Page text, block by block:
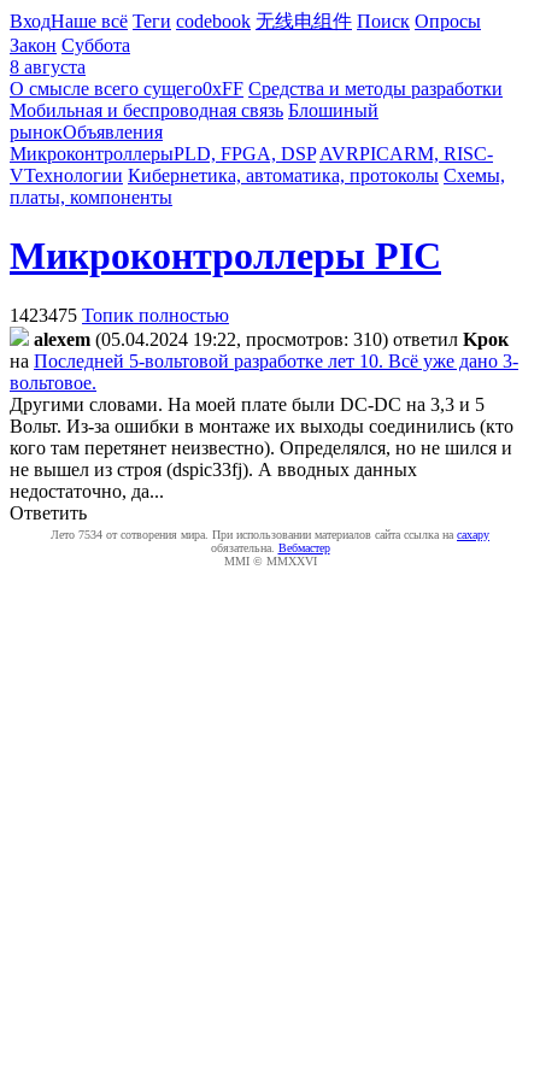
ВходНаше всё Теги codebook 无线电组件 Поиск Опросы
Закон Суббота
8 августа
О смысле всего сущего0xFF Средства и методы разработки
Мобильная и беспроводная связь Блошиный
рынокОбъявления
МикроконтроллерыPLD, FPGA, DSP AVRPICARM, RISC-
VТехнологии Кибернетика, автоматика, протоколы Схемы,
платы, компоненты
Микроконтроллеры PIC
1423475 Топик полностью
alexem (05.04.2024 19:22, просмотров: 310) ответил Kpoк
на Последней 5-вольтовой разработке лет 10. Всё уже дано 3-
вольтовое.
Другими словами. На моей плате были DC-DC на 3,3 и 5
Вольт. Из-за ошибки в монтаже их выходы соединились (кто
кого там перетянет неизвестно). Определялся, но не шился и
не вышел из строя (dspic33fj). А вводных данных
недостаточно, да...
Ответить
Лето 7534 от сотворения мира. При использовании материалов сайта ссылка на caxapу
обязательна. Вебмастер
MMI © MMXXVI